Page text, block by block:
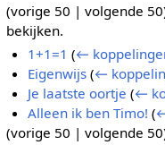
(vorige 50 | volgende 50
bekijken.
1+1=1 (←
Eigenwijs (←
Je laatste oortje (←
Alleen ik ben Timo! (
(vorige 50 | volgende 50